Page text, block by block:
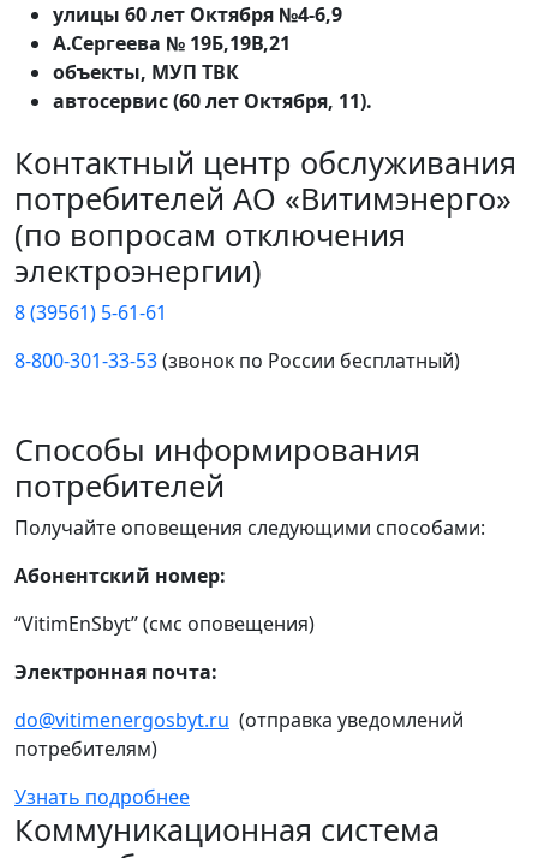
улицы 60 лет Октября №4-6,9
А.Сергеева № 19Б,19В,21
объекты, МУП ТВК
автосервис (60 лет Октября, 11).
Контактный центр обслуживания
потребителей АО «Витимэнерго»
(по вопросам отключения
электроэнергии)
8 (39561) 5-61-61
8-800-301-33-53(звонок по России бесплатный)
Способы информирования
потребителей
Получайте оповещения следующими способами:
Абонентский номер:
“VitimEnSbyt” (смс оповещения)
Электронная почта:
do@vitimenergosbyt.ru (отправка уведомлений
потребителям)
Узнать подробнее
Коммуникационная система